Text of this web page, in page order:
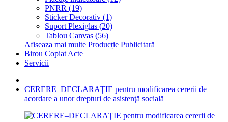
PNRR (19)
Sticker Decorativ (1)
Suport Plexiglas (20)
Tablou Canvas (56)
Afiseaza mai multe Producție Publicitară
Birou Copiat Acte
Servicii
CERERE–DECLARAŢIE pentru modificarea cererii de
acordare a unor drepturi de asistenţă socială